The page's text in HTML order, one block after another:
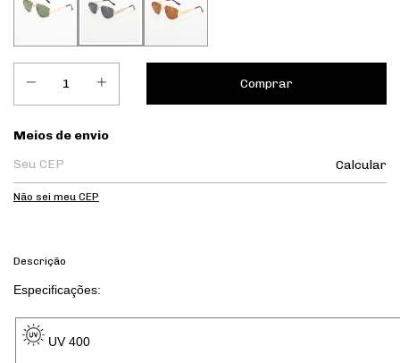
Entregas para o CEP:
Meios de envio
Calcular
Não sei meu CEP
Descrição
Especificações:
UV 400